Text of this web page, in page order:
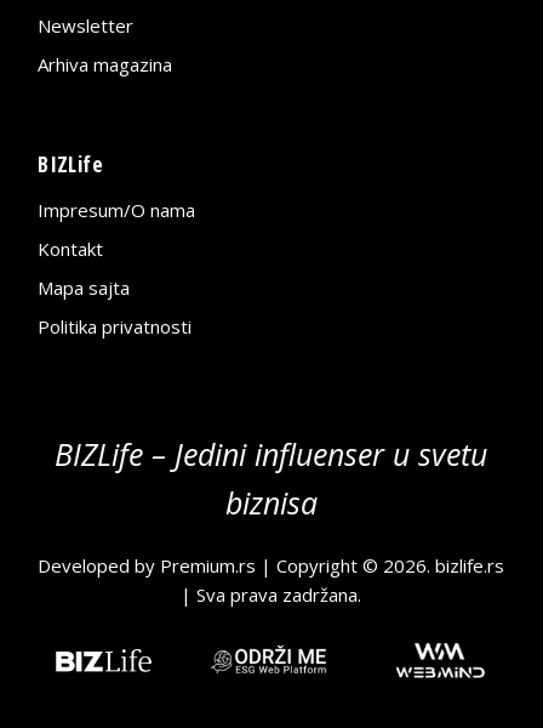
Newsletter
Arhiva magazina
BIZLife
Impresum/O nama
Kontakt
Mapa sajta
Politika privatnosti
BIZLife – Jedini influenser u svetu
biznisa
Developed by Premium.rs | Copyright © 2026.bizlife.rs
| Sva prava zadržana.